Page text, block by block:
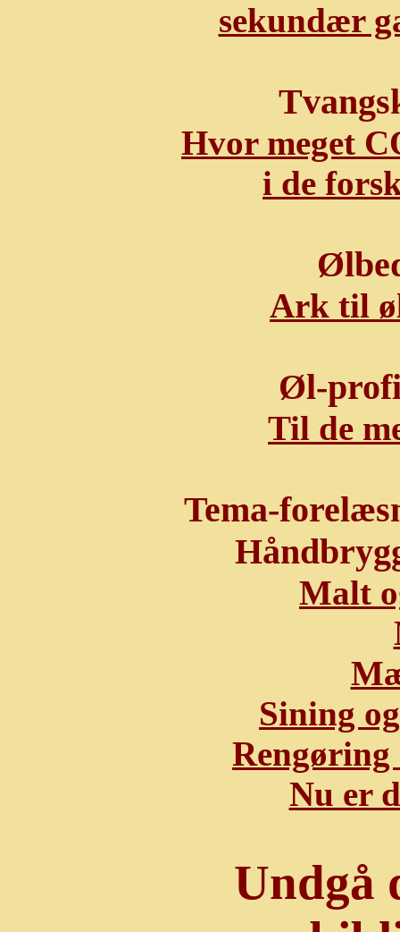
sekundær
Hvor meget
i de
Ark til
Øl-
Til de
Tema-
Malt
Sining
Rengøring
Nu er
Undgå